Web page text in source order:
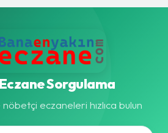
Sorgulama
eczaneleri hızlıca bulun